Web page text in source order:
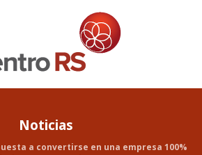
Noticias
a convertirse en una empresa 100%